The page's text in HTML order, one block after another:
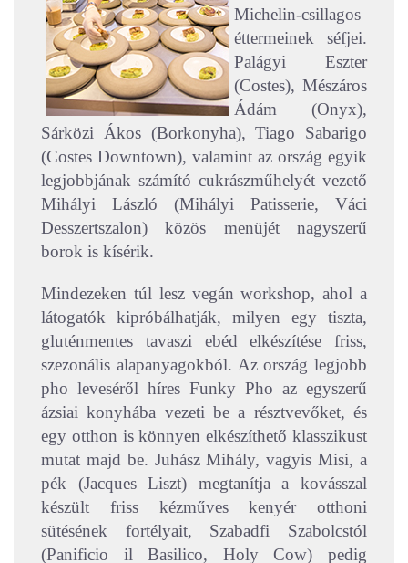
Michelin-csillagos
éttermeinek séfjei.
Palágyi Eszter
(Costes), Mészáros
Ádám (Onyx),
Sárközi Ákos (Borkonyha), Tiago Sabarigo
(Costes Downtown), valamint az ország egyik
legjobbjának számító cukrászműhelyét vezető
Mihályi László (Mihályi Patisserie, Váci
Desszertszalon) közös menüjét nagyszerű
borok is kísérik.
Mindezeken túl lesz vegán workshop, ahol a
látogatók kipróbálhatják, milyen egy tiszta,
gluténmentes tavaszi ebéd elkészítése friss,
szezonális alapanyagokból. Az ország legjobb
pho leveséről híres Funky Pho az egyszerű
ázsiai konyhába vezeti be a résztvevőket, és
egy otthon is könnyen elkészíthető klasszikust
mutat majd be. Juhász Mihály, vagyis Misi, a
pék (Jacques Liszt) megtanítja a kovásszal
készült friss kézműves kenyér otthoni
sütésének fortélyait, Szabadfi Szabolcstól
(Panificio il Basilico, Holy Cow) pedig